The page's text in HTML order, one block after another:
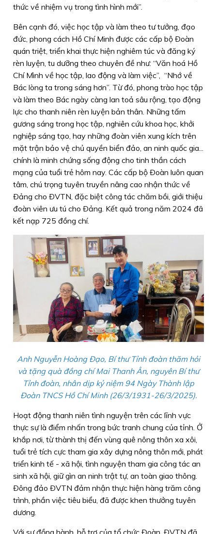
thức về nhiệm vụ trong tình hình mới”.
Bên cạnh đó, việc học tập và làm theo tư tưởng, đạo
đức, phong cách Hồ Chí Minh được các cấp bộ Ðoàn
quán triệt, triển khai thực hiện nghiêm túc và đăng ký
rèn luyện, tu dưỡng theo chuyên đề như: “Văn hoá Hồ
Chí Mình về học tập, lao động và làm việc”, “Nhớ về
Bác lòng ta trong sáng hơn”. Từ đó, phong trào học tập
và làm theo Bác ngày càng lan toả sâu rộng, tạo động
lực cho thanh niên rèn luyện bản thân. Những tấm
gương sáng trong học tập, nghiên cứu khoa học, khởi
nghiệp sáng tạo, hay những đoàn viên xung kích trên
mặt trận bảo vệ chủ quyền biển đảo, an ninh quốc gia...
chính là minh chứng sống động cho tinh thần cách
mạng của tuổi trẻ hôm nay. Các cấp bộ Ðoàn luôn quan
tâm, chú trọng tuyên truyền nâng cao nhận thức về
Ðảng cho ÐVTN, đặc biệt công tác chăm bồi, giới thiệu
đoàn viên ưu tú cho Ðảng. Kết quả trong năm 2024 đã
kết nạp 725 đồng chí.
Anh Nguyễn Hoàng Đạo, Bí thư Tỉnh đoàn thăm hỏi
và tặng quà đồng chí Mai Thanh Ân, nguyên Bí thư
Tỉnh đoàn, nhân dịp kỷ niệm 94 Ngày Thành lập
Đoàn TNCS Hồ Chí Minh (26/3/1931-26/3/2025).
Hoạt động thanh niên tình nguyện trên các lĩnh vực
thực sự là điểm nhấn trong bức tranh chung của tỉnh. Ở
khắp nơi, từ thành thị đến vùng quê nông thôn xa xôi,
tuổi trẻ tích cực tham gia xây dựng nông thôn mới, phát
triển kinh tế - xã hội, tình nguyện tham gia công tác an
sinh xã hội, giữ gìn an ninh trật tự, an toàn giao thông.
Ðông đảo ÐVTN đảm nhận thực hiện hàng trăm công
trình, phần việc tiêu biểu, đã được khen thưởng tuyên
dương.